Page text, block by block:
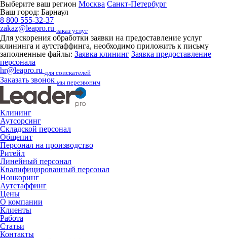
Выберите ваш регион Москва Санкт-Петербург
Ваш город: Барнаул
8 800 555-32-37
zakaz@leapro.ru заказ услуг
Для ускорения обработки заявки на предоставление услуг
клининга и аутстаффинга, необходимо приложить к письму
заполненные файлы: Заявка клининг Заявка предоставление
персонала
hr@leapro.ru для соискателей
Заказать звонок мы перезвоним
Клининг
Аутсорсинг
Складской персонал
Общепит
Персонал на производство
Ритейл
Линейный персонал
Квалифицированный персонал
Нонкоринг
Аутстаффинг
Цены
О компании
Клиенты
Работа
Статьи
Контакты